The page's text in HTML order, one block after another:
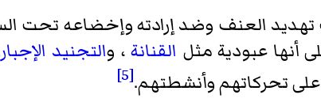
تهديد العنف وضد إرادته وإخضاعه تحت
أنها عبودية مثل القنانة، والتجنيد
على تحركاتهم وأنشطتهم.[5]